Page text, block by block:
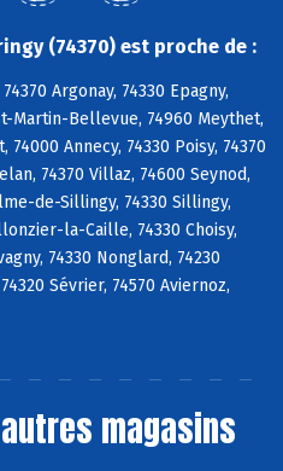
(74370) est proche de :
Argonay, 74330 Epagny,
Martin-Bellevue, 74960 Meythet,
74000 Annecy, 74330 Poisy, 74370
74370 Villaz, 74600 Seynod,
de-Sillingy, 74330 Sillingy,
la-Caille, 74330 Choisy,
74330 Nonglard, 74230
Sévrier, 74570 Aviernoz,
magasins